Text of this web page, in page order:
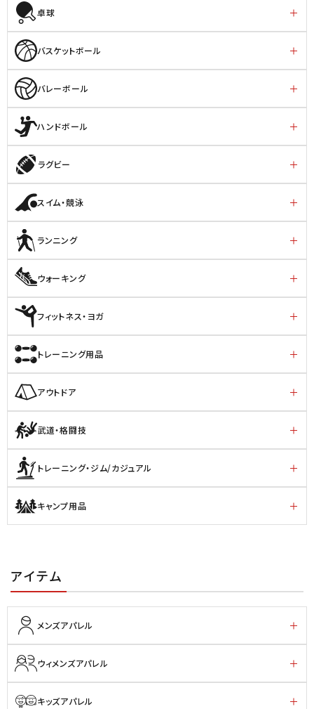
卓球
バスケットボール
バレーボール
ハンドボール
ラグビー
スイム・競泳
ランニング
ウォーキング
フィットネス・ヨガ
トレーニング用品
アウトドア
武道・格闘技
トレーニング・ジム/カジュアル
キャンプ用品
アイテム
メンズアパレル
ウィメンズアパレル
キッズアパレル